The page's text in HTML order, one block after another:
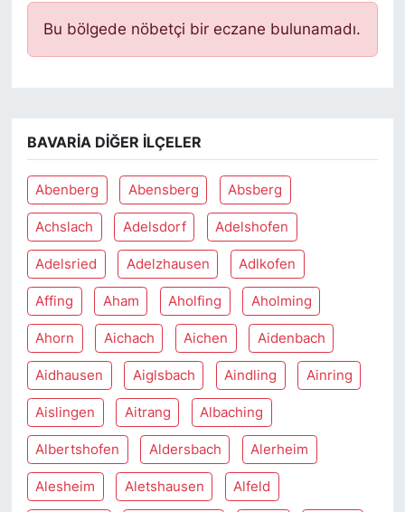
Bu bölgede nöbetçi bir eczane bulunamadı.
BAVARIA DIĞER İLÇELER
Abenberg Abensberg Absberg
Achslach Adelsdorf Adelshofen
Adelsried Adelzhausen Adlkofen
Affing Aham Aholfing Aholming
Ahorn Aichach Aichen Aidenbach
Aidhausen Aiglsbach Aindling Ainring
Aislingen Aitrang Albaching
Albertshofen Aldersbach Alerheim
Alesheim Aletshausen Alfeld